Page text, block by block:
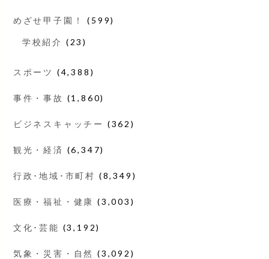
めざせ甲子園！ (599)
学校紹介 (23)
スポーツ (4,388)
事件・事故 (1,860)
ビジネスキャッチー (362)
観光・経済 (6,347)
行政･地域･市町村 (8,349)
医療・福祉・健康 (3,003)
文化･芸能 (3,192)
気象・災害・自然 (3,092)